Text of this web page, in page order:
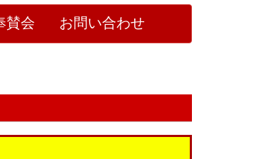
賛会 お問い合わせ